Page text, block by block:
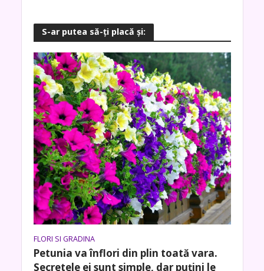
S-ar putea să-ţi placă şi:
FLORI SI GRADINA
Petunia va înflori din plin toată vara.
Secretele ei sunt simple, dar puțini le